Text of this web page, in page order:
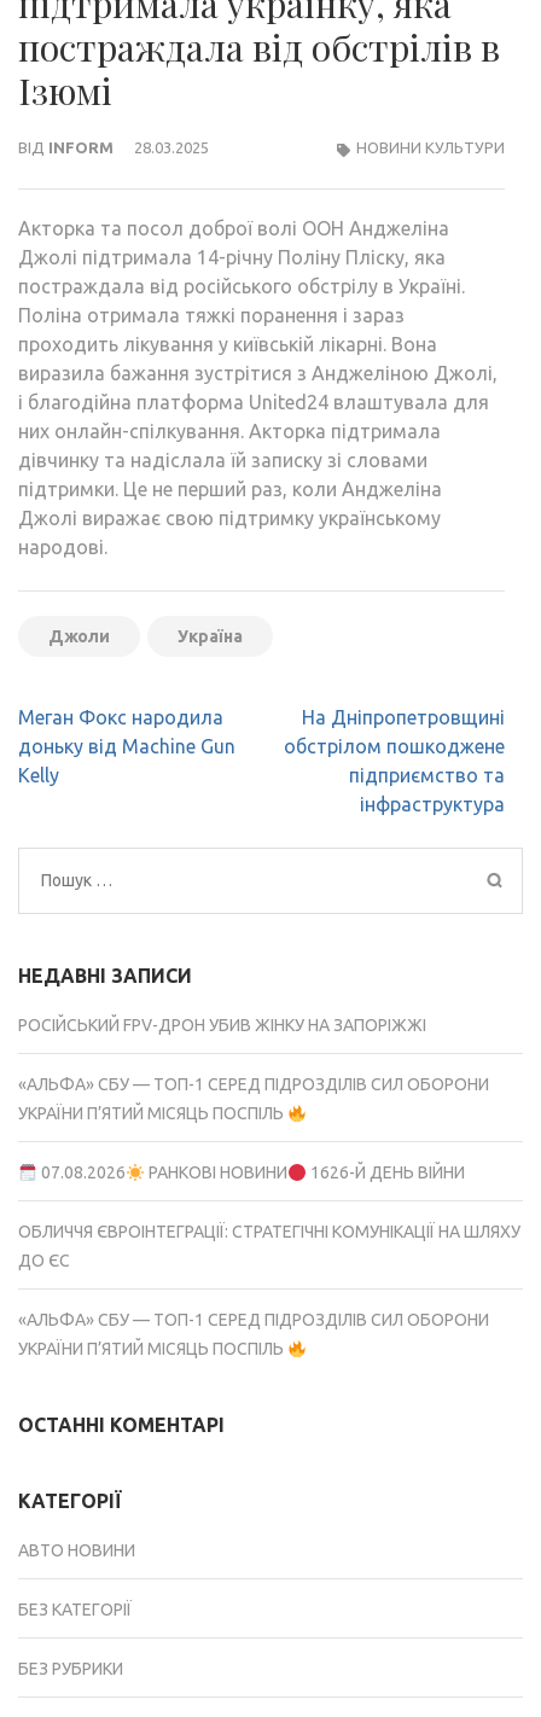
постраждала від обстрілів в
Ізюмі
ВІД INFORM 28.03.2025 НОВИНИ КУЛЬТУРИ
Акторка та посол доброї волі ООН Анджеліна
Джолі підтримала 14-річну Поліну Пліску, яка
постраждала від російського обстрілу в Україні.
Поліна отримала тяжкі поранення і зараз
проходить лікування у київській лікарні. Вона
виразила бажання зустрітися з Анджеліною Джолі,
і благодійна платформа United24 влаштувала для
них онлайн-спілкування. Акторка підтримала
дівчинку та надіслала їй записку зі словами
підтримки. Це не перший раз, коли Анджеліна
Джолі виражає свою підтримку українському
народові.
Джоли Україна
Навігація
записів
Меган Фокс народила
доньку від Machine Gun
Kelly
На Дніпропетровщині
обстрілом пошкоджене
підприємство та
інфраструктура
Пошук:
НЕДАВНІ ЗАПИСИ
РОСІЙСЬКИЙ FPV-ДРОН УБИВ ЖІНКУ НА ЗАПОРІЖЖІ
«АЛЬФА» СБУ — ТОП-1 СЕРЕД ПІДРОЗДІЛІВ СИЛ ОБОРОНИ
УКРАЇНИ П’ЯТИЙ МІСЯЦЬ ПОСПІЛЬ
07.08.2026 РАНКОВІ НОВИНИ 1626-Й ДЕНЬ ВІЙНИ
ОБЛИЧЧЯ ЄВРОІНТЕГРАЦІЇ: СТРАТЕГІЧНІ КОМУНІКАЦІЇ НА ШЛЯХУ
ДО ЄС
«АЛЬФА» СБУ — ТОП-1 СЕРЕД ПІДРОЗДІЛІВ СИЛ ОБОРОНИ
УКРАЇНИ П’ЯТИЙ МІСЯЦЬ ПОСПІЛЬ
ОСТАННІ КОМЕНТАРІ
КАТЕГОРІЇ
АВТО НОВИНИ
БЕЗ КАТЕГОРІЇ
БЕЗ РУБРИКИ